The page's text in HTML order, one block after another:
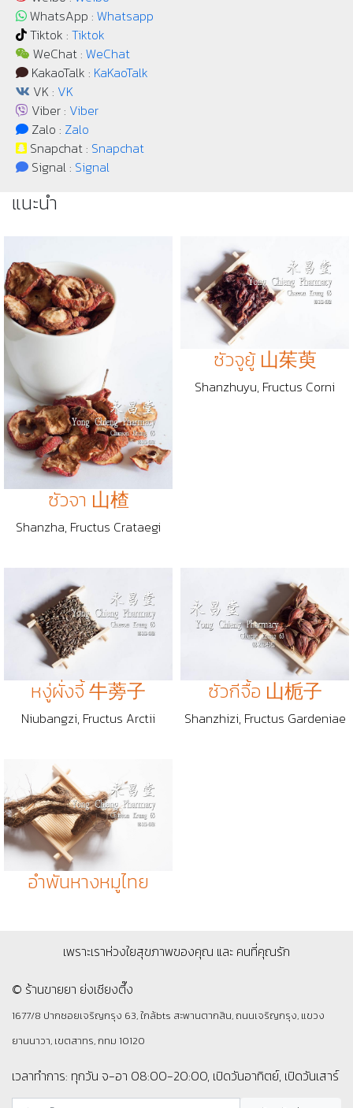
WhatsApp : Whatsapp
Tiktok : Tiktok
WeChat : WeChat
KakaoTalk : KaKaoTalk
VK : VK
Viber : Viber
Zalo : Zalo
Snapchat : Snapchat
Signal : Signal
แนะนำ
ซัวจา 山楂
Shanzha, Fructus Crataegi
ซัวจูยู้ 山茱萸
Shanzhuyu, Fructus Corni
หงู่ผั่งจี้ 牛蒡子
Niubangzi, Fructus Arctii
ซัวกีจื้อ 山栀子
Shanzhizi, Fructus Gardeniae
อำพันหางหมูไทย
เพราะเราห่วงใยสุขภาพของคุณ และ คนที่คุณรัก
© ร้านขายยา ย่งเชียงตึ๊ง
1677/8 ปากซอยเจริญกรุง 63, ใกล้bts สะพานตากสิน, ถนนเจริญกรุง, แขวง
ยานนาวา, เขตสาทร, กทม 10120
เวลาทำการ: ทุกวัน จ-อา 08:00-20:00, เปิดวันอาทิตย์, เปิดวันเสาร์